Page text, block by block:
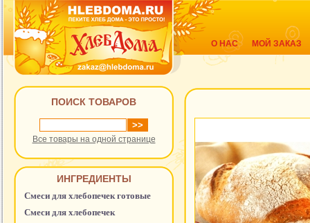
О НАС МОЙ ЗАКАЗ
ПОИСК ТОВАРОВ
Все товары на одной странице
ИНГРЕДИЕНТЫ
Смеси для хлебопечек готовые
Смеси для хлебопечек